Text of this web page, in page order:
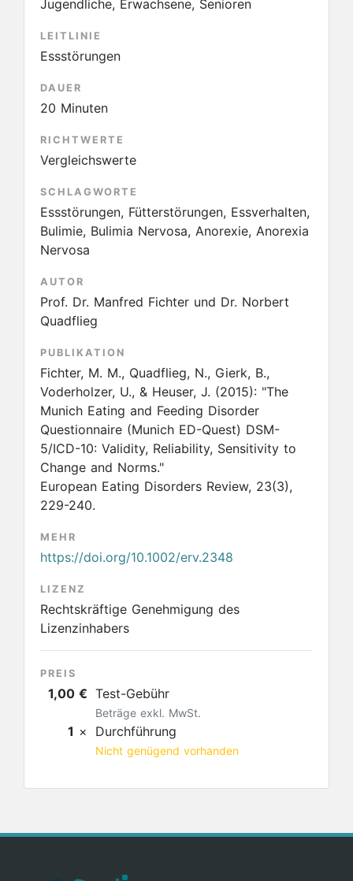
Jugendliche, Erwachsene, Senioren
LEITLINIE
Essstörungen
DAUER
20 Minuten
RICHTWERTE
Vergleichswerte
SCHLAGWORTE
Essstörungen, Fütterstörungen, Essverhalten,
Bulimie, Bulimia Nervosa, Anorexie, Anorexia
Nervosa
AUTOR
Prof. Dr. Manfred Fichter und Dr. Norbert
Quadflieg
PUBLIKATION
Fichter, M. M., Quadflieg, N., Gierk, B.,
Voderholzer, U., & Heuser, J. (2015): "The
Munich Eating and Feeding Disorder
Questionnaire (Munich ED-Quest) DSM-
5/ICD-10: Validity, Reliability, Sensitivity to
Change and Norms."
European Eating Disorders Review, 23(3),
229-240.
MEHR
https://doi.org/10.1002/erv.2348
LIZENZ
Rechtskräftige Genehmigung des
Lizenzinhabers
PREIS
1,00 € Test-Gebühr
Beträge exkl. MwSt.
1 × Durchführung
Nicht genügend vorhanden